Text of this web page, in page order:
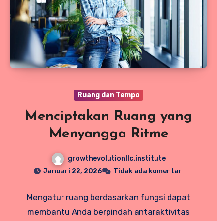
Ruang dan Tempo
Menciptakan Ruang yang
Menyangga Ritme
growthevolutionllc.institute
Januari 22, 2026
Tidak ada komentar
Mengatur ruang berdasarkan fungsi dapat
membantu Anda berpindah antaraktivitas